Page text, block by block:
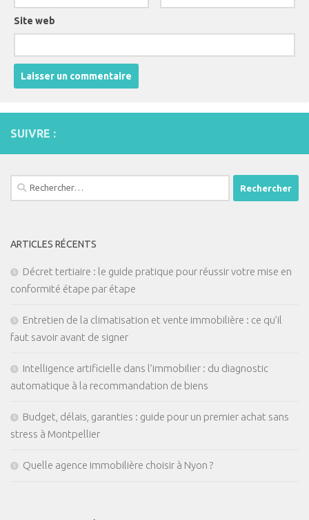
Site web
SUIVRE :
Rechercher :
ARTICLES RÉCENTS
Décret tertiaire : le guide pratique pour réussir votre mise en
conformité étape par étape
Entretien de la climatisation et vente immobilière : ce qu’il
faut savoir avant de signer
Intelligence artificielle dans l’immobilier : du diagnostic
automatique à la recommandation de biens
Budget, délais, garanties : guide pour un premier achat sans
stress à Montpellier
Quelle agence immobilière choisir à Nyon ?